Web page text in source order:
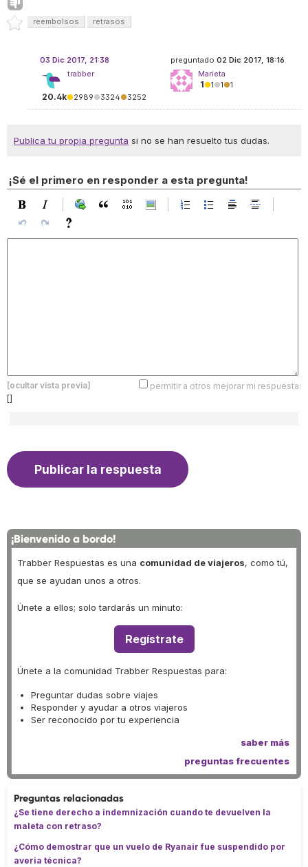
reembolsos retrasos
preguntado 02 Dic 2017, 18:16
Marieta
1●1●1●1
03 Dic 2017, 21:38
trabber
20.4k●2989●3324●3252
Publica tu propia pregunta si no se han resuelto tus dudas.
¡Sé el primero en responder a esta pregunta!
[ocultar vista previa]
permitir a otros mejorar mi respuesta:
[]
¡Bienvenido a bordo!
Trabber Respuestas es una comunidad de viajeros, como tú,
que se ayudan unos a otros.
Únete a ellos; solo tardarás un minuto:
Regístrate
Únete a la comunidad Trabber Respuestas para:
Preguntar dudas sobre viajes
Responder y ayudar a otros viajeros
Ser reconocido por tu experiencia
saber más
preguntas frecuentes
Preguntas relacionadas
¿Se tiene derecho a indemnización cuando te devuelven la
maleta con retraso?
¿Cómo demostrar que un vuelo de Ryanair fue suspendido por
averia técnica?